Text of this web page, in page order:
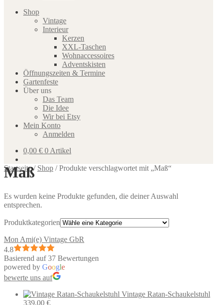
Shop
Vintage
Interieur
Kerzen
XXL-Taschen
Wohnaccessoires
Adventskisten
Öffnungszeiten & Termine
Gartenfeste
Über uns
Das Team
Die Idee
Wir bei Etsy
Mein Konto
Anmelden
0,00 € 0 Artikel
Startseite/ Shop /Produkte verschlagwortet mit „Maß“
Maß
Es wurden keine Produkte gefunden, die deiner Auswahl
entsprechen.
Produktkategorien
Mon Ami(e) Vintage GbR
4.8
Basierend auf 37 Bewertungen
powered by Google
bewerte uns auf
Vintage Ratan-Schaukelstuhl
339,00 €